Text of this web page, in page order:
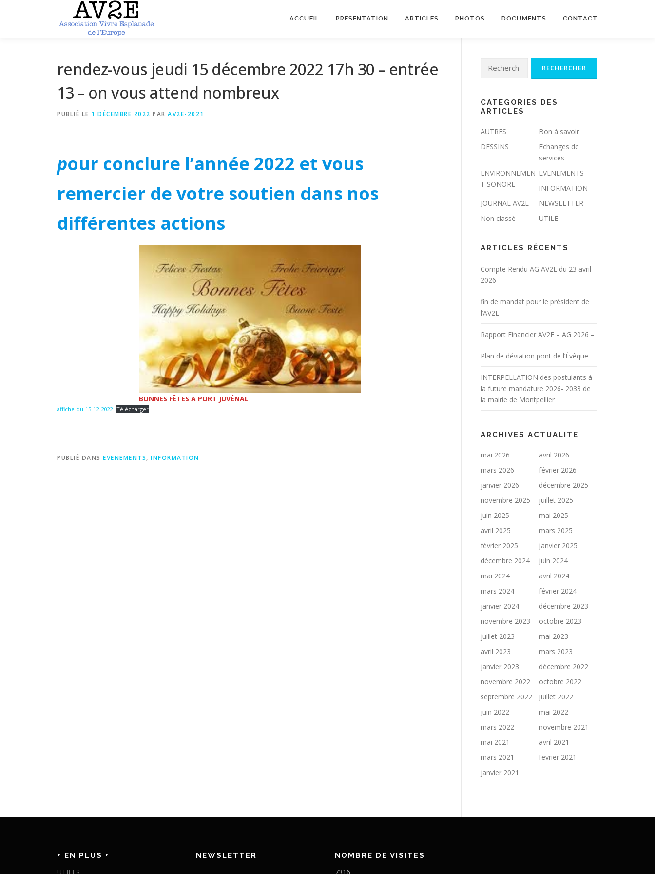
ACCUEIL PRESENTATION ARTICLES PHOTOS DOCUMENTS CONTACT
rendez-vous jeudi 15 décembre 2022 17h 30 – entrée
13 – on vous attend nombreux
PUBLIÉ LE 1 DÉCEMBRE 2022 PAR AV2E-2021
pour conclure l’année 2022 et vous
remercier de votre soutien dans nos
différentes actions
BONNES FÊTES A PORT JUVÉNAL
affiche-du-15-12-2022 Télécharger
PUBLIÉ DANS EVENEMENTS, INFORMATION
CATEGORIES DES
ARTICLES
AUTRES
Bon à savoir
DESSINS
Echanges de
services
ENVIRONNEMEN
T SONORE
EVENEMENTS
INFORMATION
JOURNAL AV2E
NEWSLETTER
Non classé
UTILE
ARTICLES RÉCENTS
Compte Rendu AG AV2E du 23 avril
2026
fin de mandat pour le président de
l’AV2E
Rapport Financier AV2E – AG 2026 –
Plan de déviation pont de l’Évêque
INTERPELLATION des postulants à
la future mandature 2026- 2033 de
la mairie de Montpellier
ARCHIVES ACTUALITE
mai 2026
avril 2026
mars 2026
février 2026
janvier 2026
décembre 2025
novembre 2025
juillet 2025
juin 2025
mai 2025
avril 2025
mars 2025
février 2025
janvier 2025
décembre 2024
juin 2024
mai 2024
avril 2024
mars 2024
février 2024
janvier 2024
décembre 2023
novembre 2023
octobre 2023
juillet 2023
mai 2023
avril 2023
mars 2023
janvier 2023
décembre 2022
novembre 2022
octobre 2022
septembre 2022
juillet 2022
juin 2022
mai 2022
mars 2022
novembre 2021
mai 2021
avril 2021
mars 2021
février 2021
janvier 2021
+ EN PLUS +
UTILES
NEWSLETTER NOMBRE DE VISITES
7316